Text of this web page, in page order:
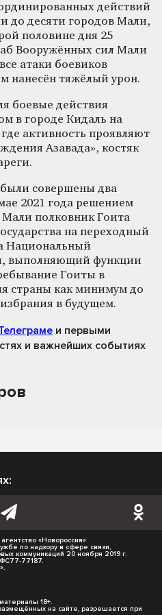
действий
до десяти городов Мали,
половине дня 25
Вооружённых сил Мали
атаки боевиков
нанесён тяжёлый урон.
боевые действия
в городе Кидаль на
активность проявляют
Азавада», костяк
были совершены два
2021 года решением
Мали полковник Гоита
на переходный
Национальный
выполняющий функции
Гоиты в
страны как минимум до
в будущем.
и первыми
и важнейших событиях
«Новороссия»
по надзору в сфере связи,
коммуникаций 20 ноября 2019 г.
77187.
18+.
на сайте, разрешается при